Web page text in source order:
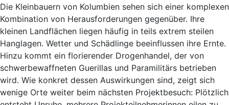
Die Kleinbauern von Kolumbien sehen sich einer komplexen
Kombination von Herausforderungen gegenüber. Ihre
kleinen Landflächen liegen häufig in teils extrem steilen
Hanglagen. Wetter und Schädlinge beeinflussen ihre Ernte.
Hinzu kommt ein florierender Drogenhandel, der von
schwerbewaffneten Guerillas und Paramilitärs betrieben
wird. Wie konkret dessen Auswirkungen sind, zeigt sich
wenige Orte weiter beim nächsten Projektbesuch: Plötzlich